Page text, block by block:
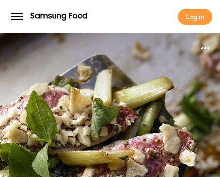
Log in
Log in